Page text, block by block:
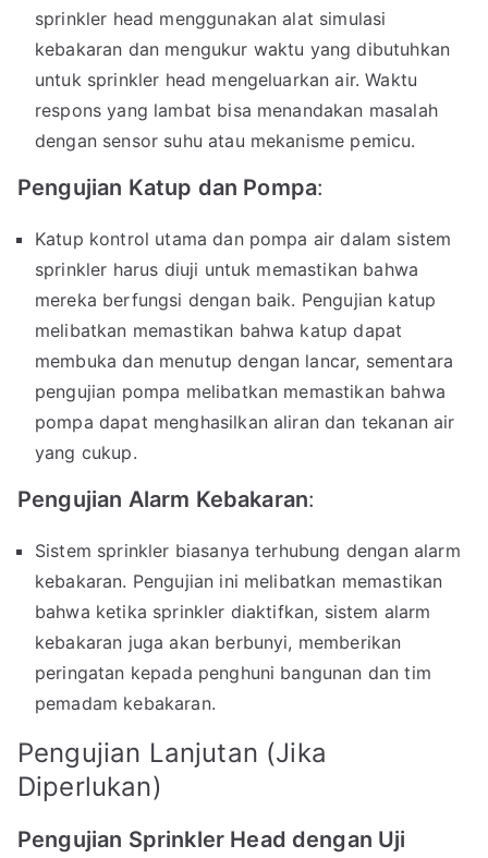
sprinkler head menggunakan alat simulasi
kebakaran dan mengukur waktu yang dibutuhkan
untuk sprinkler head mengeluarkan air. Waktu
respons yang lambat bisa menandakan masalah
dengan sensor suhu atau mekanisme pemicu.
Pengujian Katup dan Pompa:
Katup kontrol utama dan pompa air dalam sistem
sprinkler harus diuji untuk memastikan bahwa
mereka berfungsi dengan baik. Pengujian katup
melibatkan memastikan bahwa katup dapat
membuka dan menutup dengan lancar, sementara
pengujian pompa melibatkan memastikan bahwa
pompa dapat menghasilkan aliran dan tekanan air
yang cukup.
Pengujian Alarm Kebakaran:
Sistem sprinkler biasanya terhubung dengan alarm
kebakaran. Pengujian ini melibatkan memastikan
bahwa ketika sprinkler diaktifkan, sistem alarm
kebakaran juga akan berbunyi, memberikan
peringatan kepada penghuni bangunan dan tim
pemadam kebakaran.
Pengujian Lanjutan (Jika
Diperlukan)
Pengujian Sprinkler Head dengan Uji